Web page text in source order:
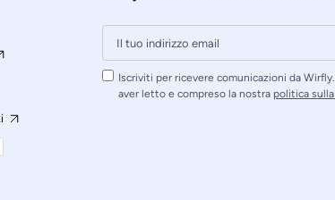
Iscriviti per ricevere comunicazioni da
aver letto e compreso la nostra politica